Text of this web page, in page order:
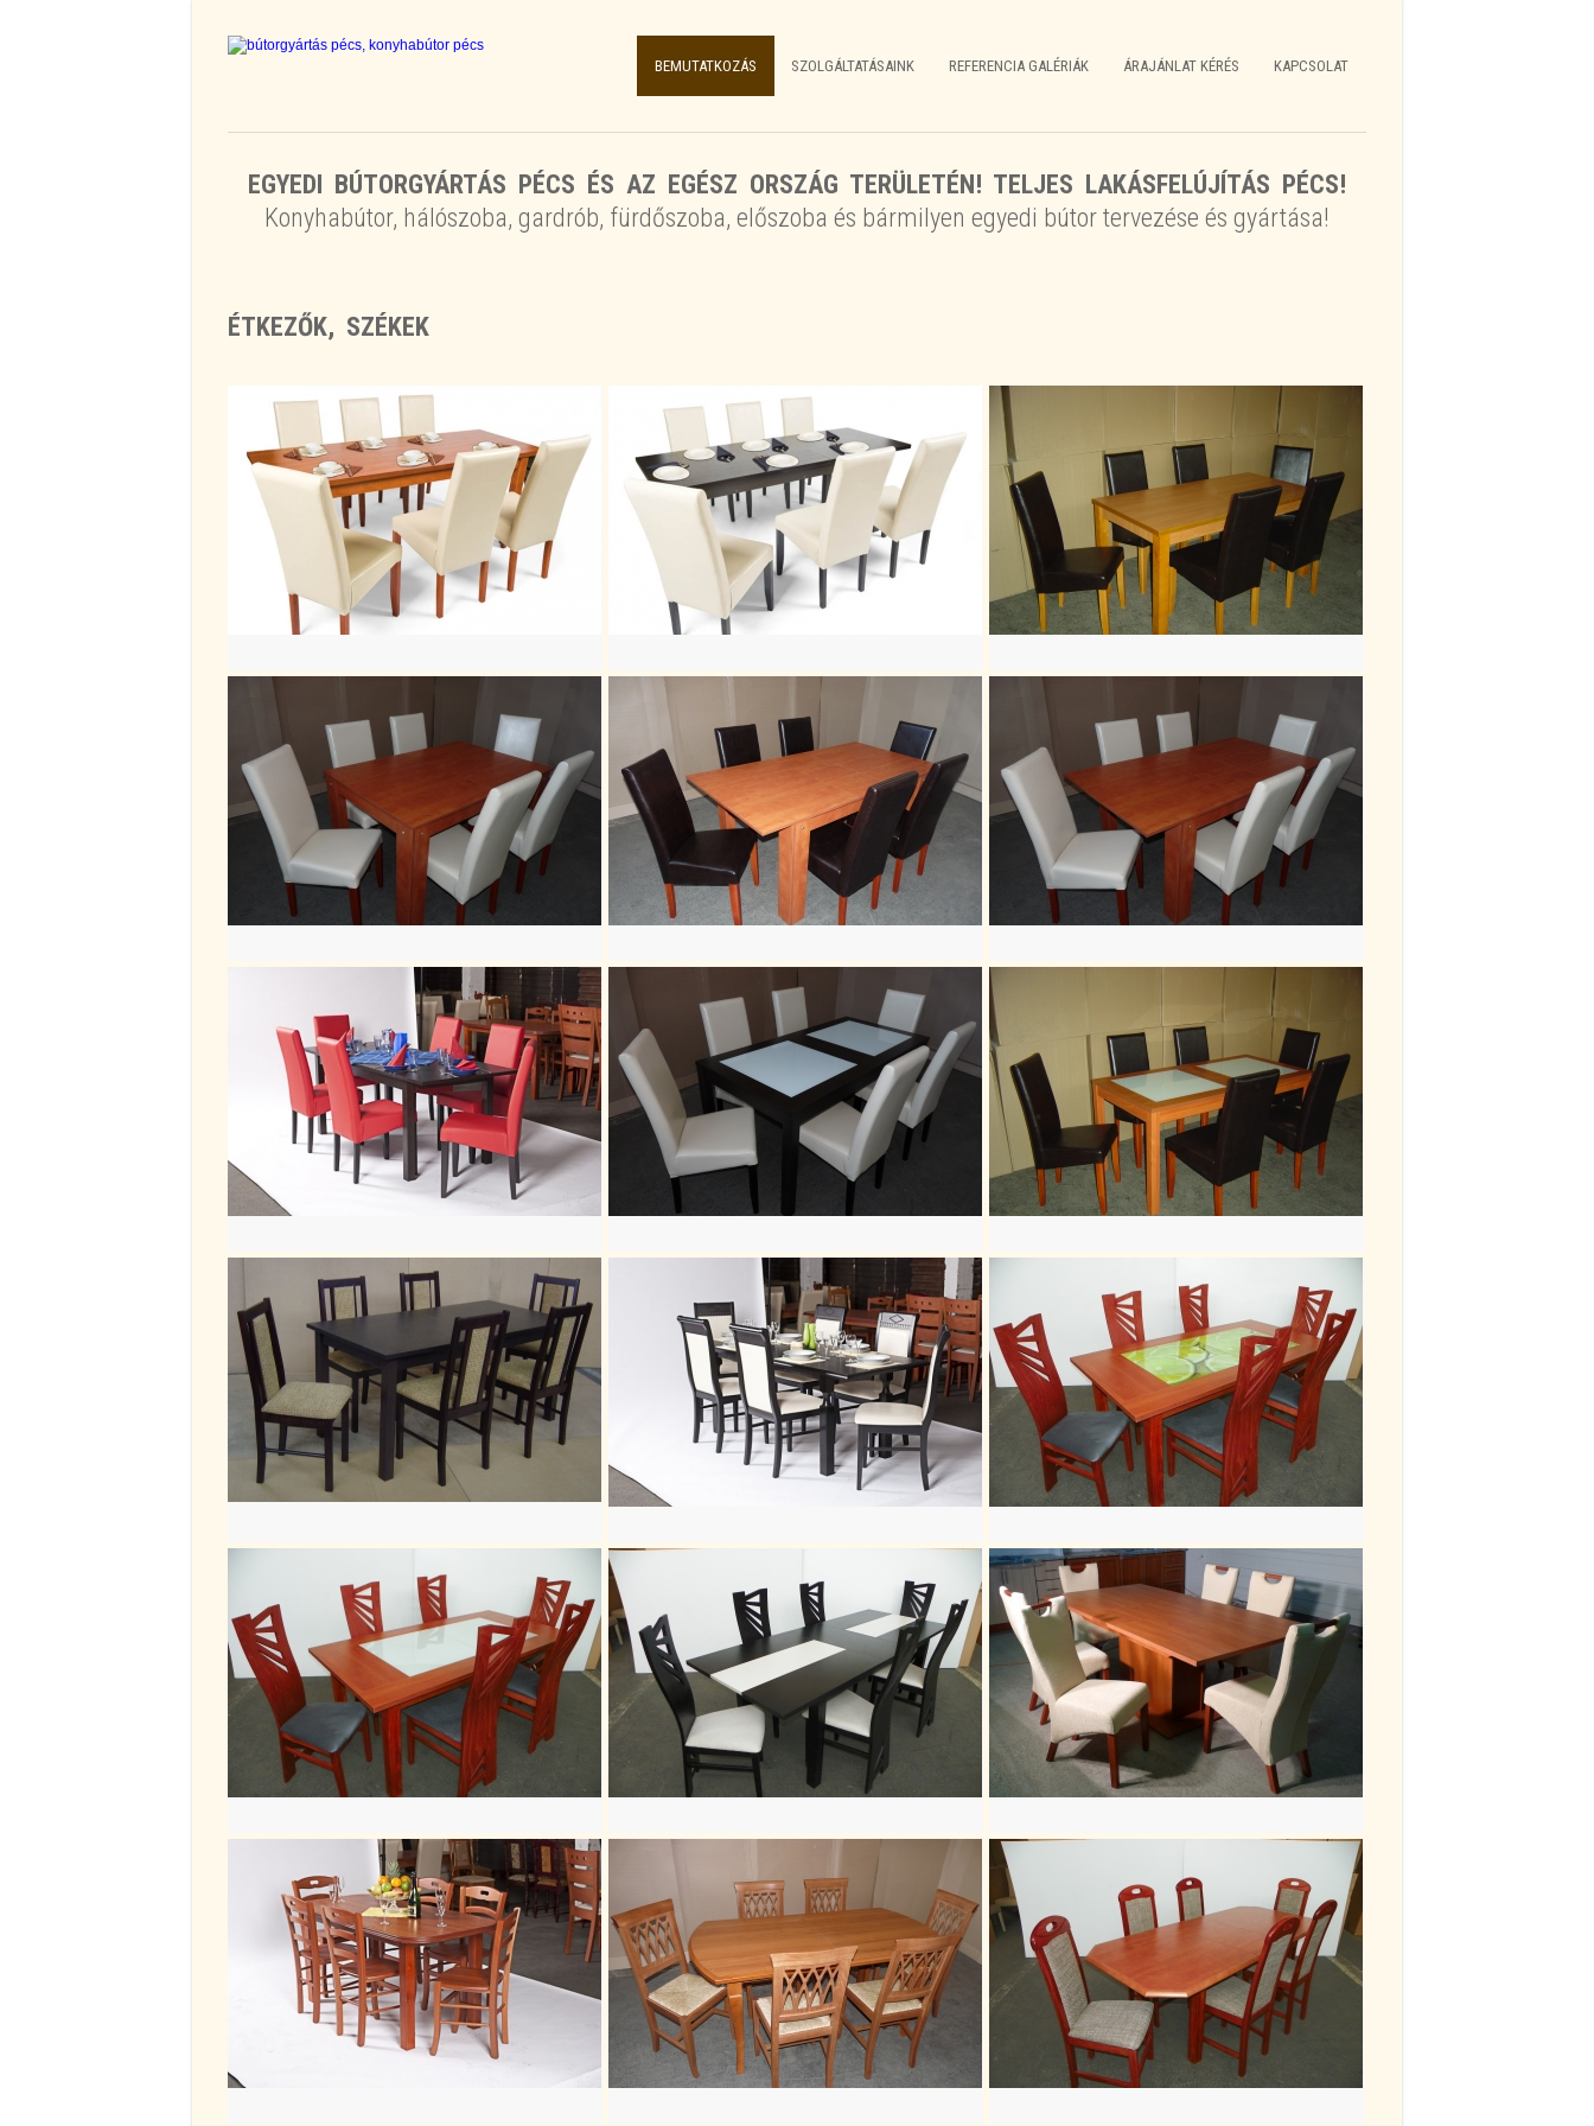
BEMUTATKOZÁS SZOLGÁLTATÁSAINK REFERENCIA GALÉRIÁK ÁRAJÁNLAT KÉRÉS KAPCSOLAT
EGYEDI BÚTORGYÁRTÁS PÉCS ÉS AZ EGÉSZ ORSZÁG TERÜLETÉN! TELJES LAKÁSFELÚJÍTÁS PÉCS!
Konyhabútor, hálószoba, gardrób, fürdőszoba, előszoba és bármilyen egyedi bútor tervezése és gyártása!
ÉTKEZŐK, SZÉKEK